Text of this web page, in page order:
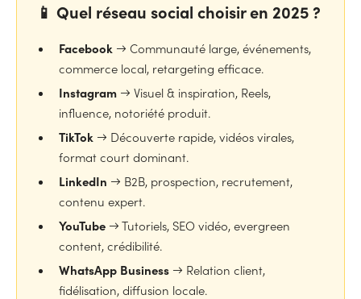
📱 Quel réseau social choisir en 2025 ?
Facebook → Communauté large, événements,
commerce local, retargeting efficace.
Instagram → Visuel & inspiration, Reels,
influence, notoriété produit.
TikTok → Découverte rapide, vidéos virales,
format court dominant.
LinkedIn → B2B, prospection, recrutement,
contenu expert.
YouTube → Tutoriels, SEO vidéo, evergreen
content, crédibilité.
WhatsApp Business → Relation client,
fidélisation, diffusion locale.